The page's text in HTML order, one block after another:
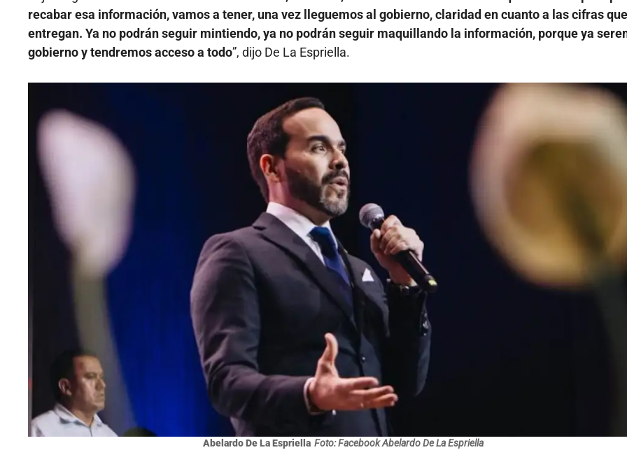
recabar esa información, vamos a tener, una vez lleguemos al gobierno, claridad en cuanto a las cifras
entregan. Ya no podrán seguir mintiendo, ya no podrán seguir maquillando la información, porque ya
gobierno y tendremos acceso a todo”, dijo De La Espriella.
Abelardo De La Espriella Foto: Facebook Abelardo De La Espriella